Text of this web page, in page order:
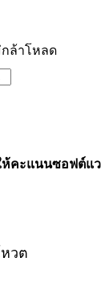
กล้าโหลด
ห้คะแนนซอฟต์แ
วต